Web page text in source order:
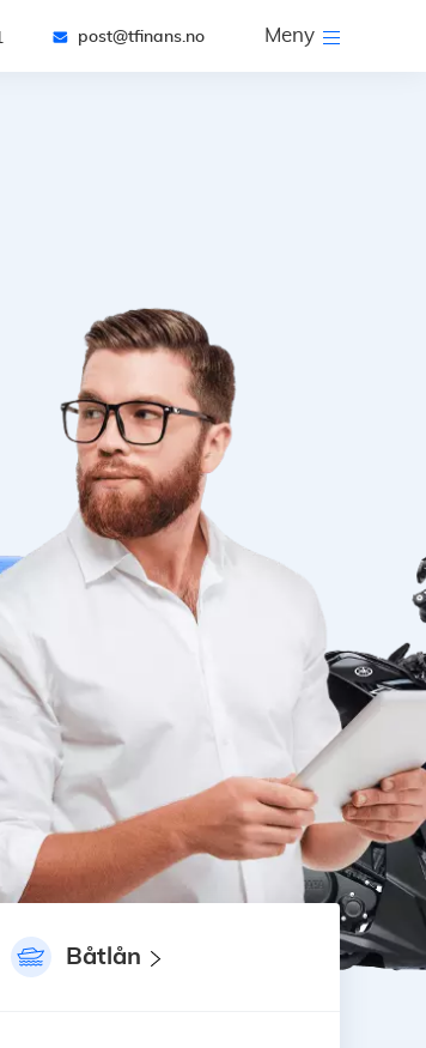
post@tfinans.no Meny
Båtlån